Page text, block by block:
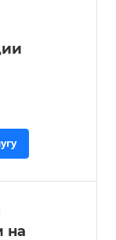
на